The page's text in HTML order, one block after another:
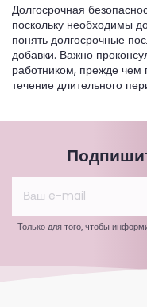
Долгосрочная
поскольку необходимы
понять долгосрочные
добавки. Важно
работником, прежде чем
течение длительного
Только для того, чтобы